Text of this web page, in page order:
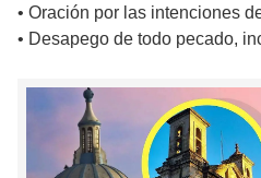
• Oración por las intenciones
• Desapego de todo pecado,